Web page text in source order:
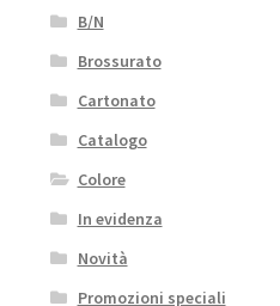
B/N
Brossurato
Cartonato
Catalogo
Colore
In evidenza
Novità
Promozioni speciali